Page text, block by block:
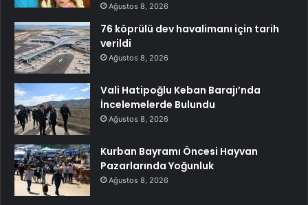
Ağustos 8, 2026
76 köprülü dev havalimanı için tarih
verildi
Ağustos 8, 2026
Vali Hatipoğlu Keban Barajı’nda
İncelemelerde Bulundu
Ağustos 8, 2026
Kurban Bayramı Öncesi Hayvan
Pazarlarında Yoğunluk
Ağustos 8, 2026